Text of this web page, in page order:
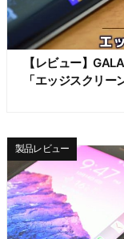
【レビュー】
「エッジスクリー
製品レビュー